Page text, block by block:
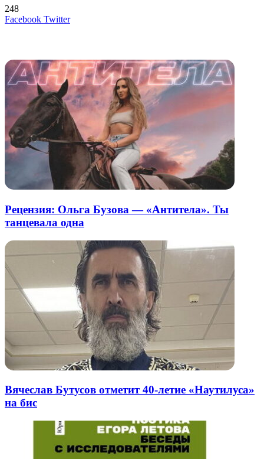
248
Facebook TwitterLinkedIn
Tumblr
Reddit
Вконтакте
Одноклассники
Skype
Messenger
Messenger
WhatsApp
Telegram
Viber
Line
Поделиться
Печатать
Рецензия: Ольга Бузова — «Антитела». Ты
танцевала одна
Вячеслав Бутусов отметит 40-летие «Наутилуса»
на бис